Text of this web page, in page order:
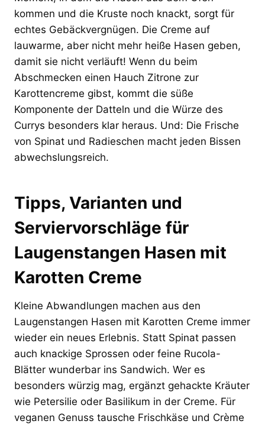
kommen und die Kruste noch knackt, sorgt für
echtes Gebäckvergnügen. Die Creme auf
lauwarme, aber nicht mehr heiße Hasen geben,
damit sie nicht verläuft! Wenn du beim
Abschmecken einen Hauch Zitrone zur
Karottencreme gibst, kommt die süße
Komponente der Datteln und die Würze des
Currys besonders klar heraus. Und: Die Frische
von Spinat und Radieschen macht jeden Bissen
abwechslungsreich.
Tipps, Varianten und
Serviervorschläge für
Laugenstangen Hasen mit
Karotten Creme
Kleine Abwandlungen machen aus den
Laugenstangen Hasen mit Karotten Creme immer
wieder ein neues Erlebnis. Statt Spinat passen
auch knackige Sprossen oder feine Rucola-
Blätter wunderbar ins Sandwich. Wer es
besonders würzig mag, ergänzt gehackte Kräuter
wie Petersilie oder Basilikum in der Creme. Für
veganen Genuss tausche Frischkäse und Crème